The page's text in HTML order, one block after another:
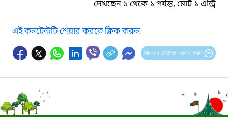
দেখছেন ১ থেকে ১ পর্যন্ত, মোট ১ এন্ট্রি
এই কনটেন্টটি শেয়ার করতে ক্লিক করুন
আপনার মতামত প্রদান করুন